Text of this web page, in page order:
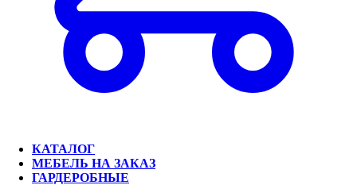
КАТАЛОГ
МЕБЕЛЬ НА ЗАКАЗ
ГАРДЕРОБНЫЕ